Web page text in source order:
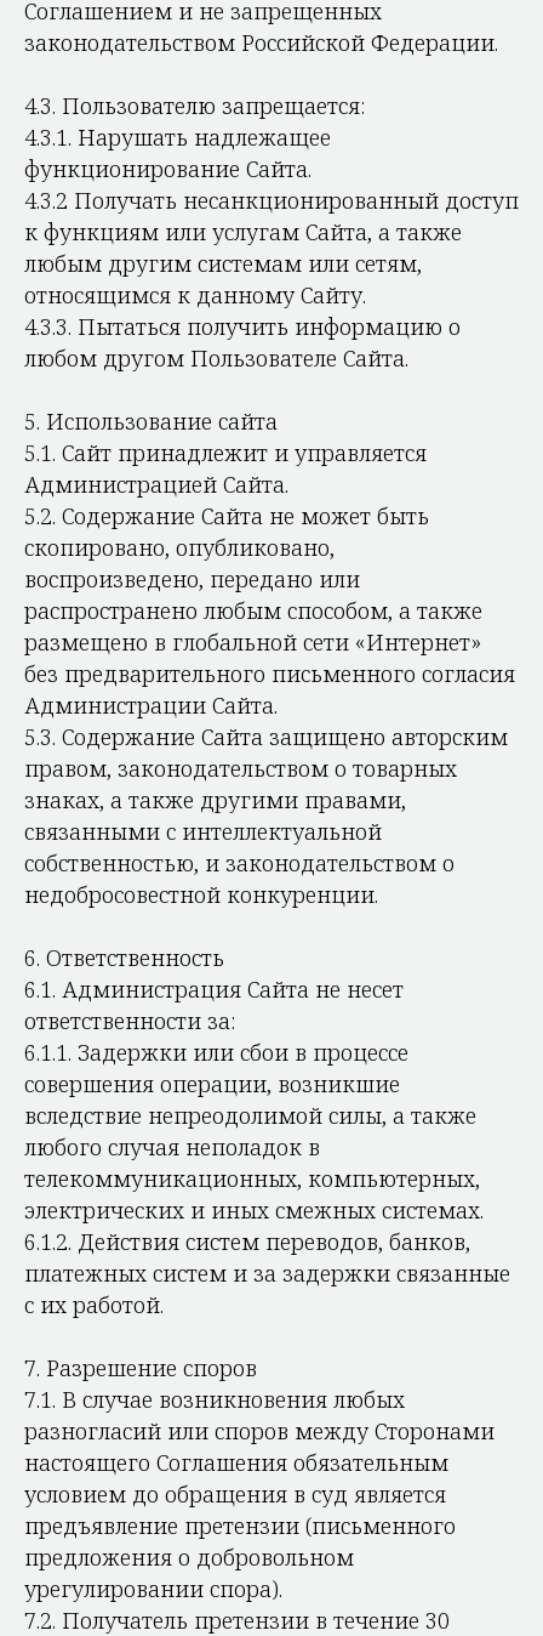
Соглашением и не запрещенных
законодательством Российской Федерации.
4.3. Пользователю запрещается:
4.3.1. Нарушать надлежащее
функционирование Сайта.
4.3.2 Получать несанкционированный доступ
к функциям или услугам Сайта, а также
любым другим системам или сетям,
относящимся к данному Сайту.
4.3.3. Пытаться получить информацию о
любом другом Пользователе Сайта.
5. Использование сайта
5.1. Сайт принадлежит и управляется
Администрацией Сайта.
5.2. Содержание Сайта не может быть
скопировано, опубликовано,
воспроизведено, передано или
распространено любым способом, а также
размещено в глобальной сети «Интернет»
без предварительного письменного согласия
Администрации Сайта.
5.3. Содержание Сайта защищено авторским
правом, законодательством о товарных
знаках, а также другими правами,
связанными с интеллектуальной
собственностью, и законодательством о
недобросовестной конкуренции.
6. Ответственность
6.1. Администрация Сайта не несет
ответственности за:
6.1.1. Задержки или сбои в процессе
совершения операции, возникшие
вследствие непреодолимой силы, а также
любого случая неполадок в
телекоммуникационных, компьютерных,
электрических и иных смежных системах.
6.1.2. Действия систем переводов, банков,
платежных систем и за задержки связанные
с их работой.
7. Разрешение споров
7.1. В случае возникновения любых
разногласий или споров между Сторонами
настоящего Соглашения обязательным
условием до обращения в суд является
предъявление претензии (письменного
предложения о добровольном
урегулировании спора).
7.2. Получатель претензии в течение 30